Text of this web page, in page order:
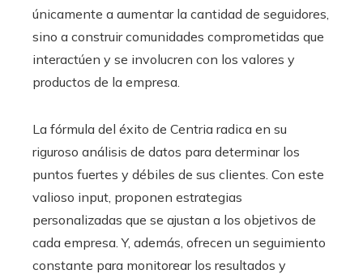
únicamente a aumentar la cantidad de seguidores,
sino a construir comunidades comprometidas que
interactúen y se involucren con los valores y
productos de la empresa.
La fórmula del éxito de Centria radica en su
riguroso análisis de datos para determinar los
puntos fuertes y débiles de sus clientes. Con este
valioso input, proponen estrategias
personalizadas que se ajustan a los objetivos de
cada empresa. Y, además, ofrecen un seguimiento
constante para monitorear los resultados y